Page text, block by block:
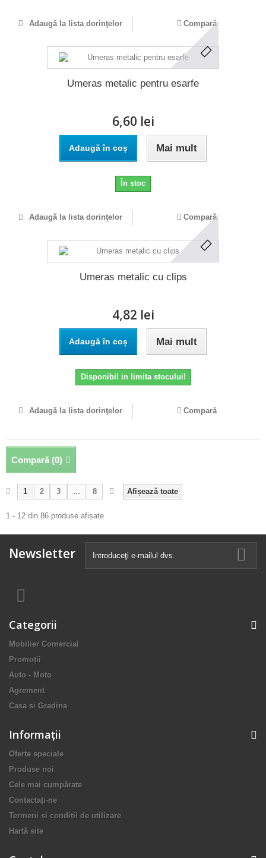
Adaugă la lista dorinţelor Compară
Umeras metalic pentru esarfe
6,60 lei
Adaugă în coș Mai mult
În stoc
Adaugă la lista dorinţelor Compară
Umeras metalic cu clips
4,82 lei
Adaugă în coș Mai mult
Disponibil in limita stocului!
Adaugă la lista dorinţelor Compară
Compară (0)
Afișează toate
1 2 3 ... 8
1 - 12 din 86 produse afișate
Newsletter
Categorii
Mobilier Comercial
Promoții
Auto - Moto
Agrement
Casa si Gradina
Informaţii
Oferte speciale
Produse noi
Cele mai cumpărate
Contactați-ne
Termeni și condiții de utilizare
Hartă site